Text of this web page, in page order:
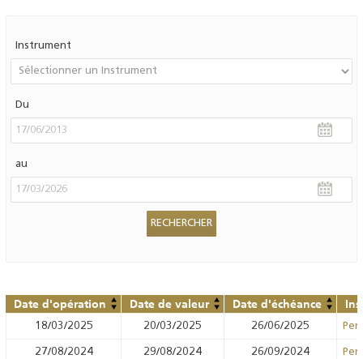
Instrument
Du
au
Date d'opération Date de valeur Date d'échéance
18/03/2025 20/03/2025 26/06/2025
27/08/2024 29/08/2024 26/09/2024